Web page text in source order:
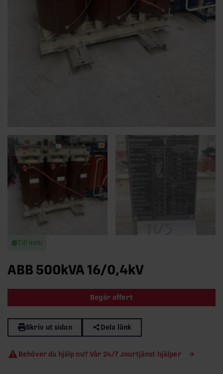
Till salu
ABB 500kVA 16/0,4kV
Begär offert
Skriv ut sidan Dela länk
Behöver du hjälp nu? Vår 24/7 Jourtjänst hjälper